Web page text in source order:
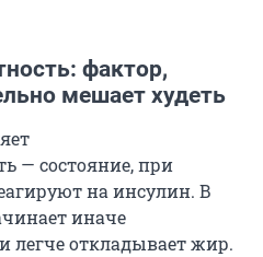
фактор,
мешает худеть
— состояние, при
на инсулин. В
иначе
легче откладывает жир.